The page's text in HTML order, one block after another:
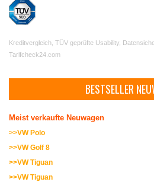
Kreditvergleich, TÜV geprüfte Usability,
Tarifcheck24.com
BESTSELLER
Meist verkaufte Neuwagen
>>VW Polo
>>VW Golf 8
>>VW Tiguan
>>VW Tiguan